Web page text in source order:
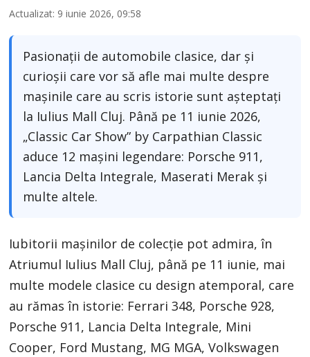
Actualizat: 9 iunie 2026, 09:58
Pasionații de automobile clasice, dar și
curioșii care vor să afle mai multe despre
mașinile care au scris istorie sunt așteptați
la Iulius Mall Cluj. Până pe 11 iunie 2026,
„Classic Car Show” by Carpathian Classic
aduce 12 mașini legendare: Porsche 911,
Lancia Delta Integrale, Maserati Merak și
multe altele.
Iubitorii mașinilor de colecție pot admira, în
Atriumul Iulius Mall Cluj, până pe 11 iunie, mai
multe modele clasice cu design atemporal, care
au rămas în istorie: Ferrari 348, Porsche 928,
Porsche 911, Lancia Delta Integrale, Mini
Cooper, Ford Mustang, MG MGA, Volkswagen